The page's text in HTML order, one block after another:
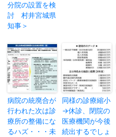
分院の設置を検
討 村井宮城県
知事＞
病院の統廃合が
行われた次は診
療所の整備にな
るハズ・・・未
同様の診療縮小
→休診、閉院の
医療機関が今後
続出するでしょ